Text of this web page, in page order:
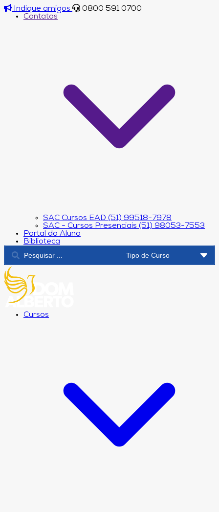
Indique amigos
0800 591 0700
Contatos
SAC Cursos EAD (51) 99518-7978
SAC - Cursos Presenciais (51) 98053-7553
Portal do Aluno
Biblioteca
Cursos